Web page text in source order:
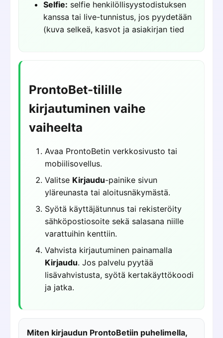
Selfie: selfie henkilöllisyystodistuksen
kanssa tai live-tunnistus, jos pyydetään
(kuva selkeä, kasvot ja asiakirjan tied
ProntoBet-tilille
kirjautuminen vaihe
vaiheelta
Avaa ProntoBetin verkkosivusto tai
mobiilisovellus.
Valitse Kirjaudu-painike sivun
yläreunasta tai aloitusnäkymästä.
Syötä käyttäjätunnus tai rekisteröity
sähköpostiosoite sekä salasana niille
varattuihin kenttiin.
Vahvista kirjautuminen painamalla
Kirjaudu. Jos palvelu pyytää
lisävahvistusta, syötä kertakäyttökoodi
ja jatka.
Miten kirjaudun ProntoBetiin puhelimella,